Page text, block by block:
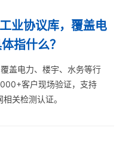
业协议库，覆盖电
指什么？
盖电力、楼宇、水务等行
客户现场验证，支持
关检测认证。